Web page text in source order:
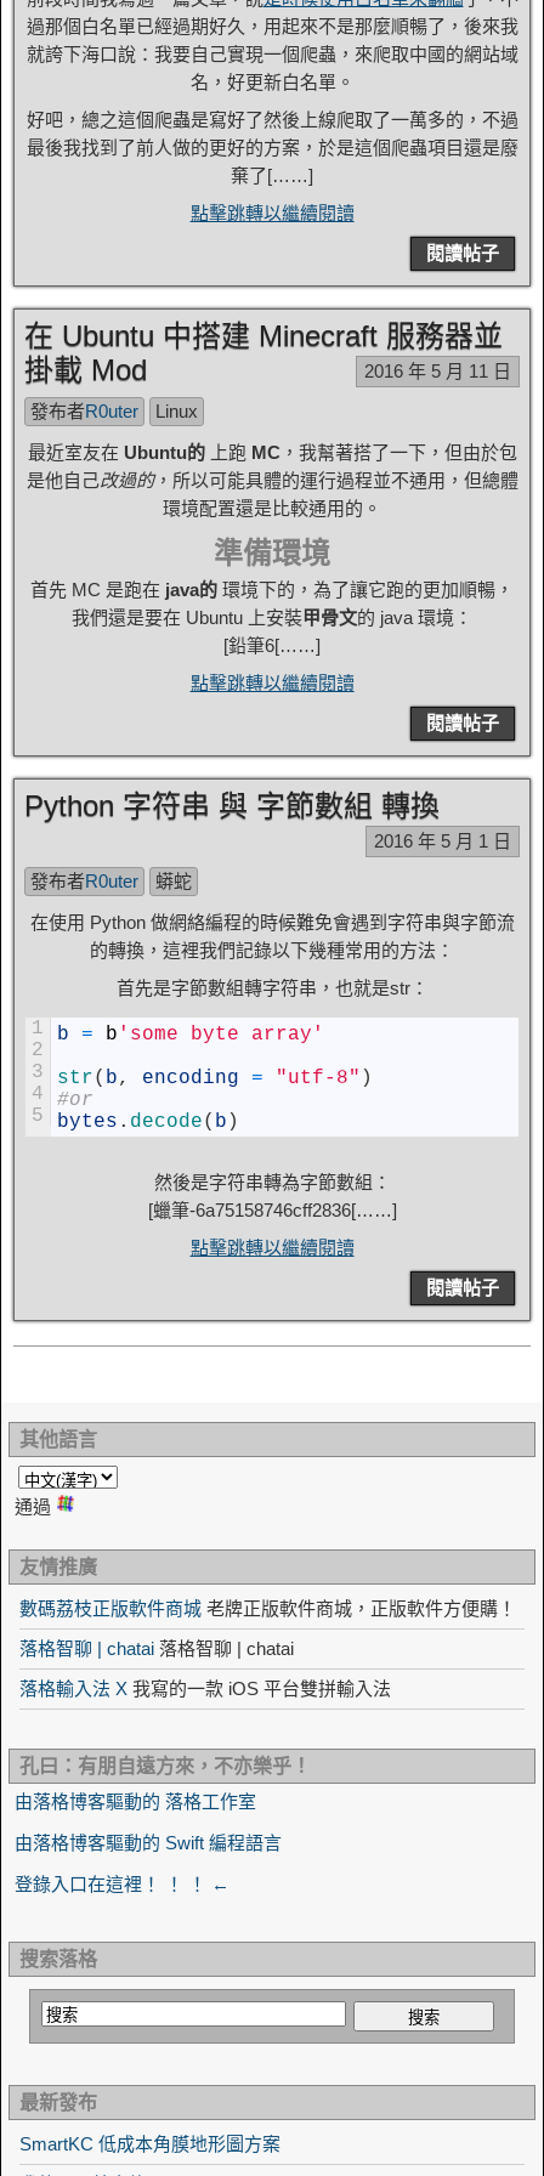
過那個白名單已經過期好久，用起來不是那麼順暢了，後來我
就誇下海口說：我要自己實現一個爬蟲，來爬取中國的網站域
名，好更新白名單。
好吧，總之這個爬蟲是寫好了然後上線爬取了一萬多的，不過
最後我找到了前人做的更好的方案，於是這個爬蟲項目還是廢
棄了[……]
點擊跳轉以繼續閱讀
閱讀帖子
在 Ubuntu 中搭建 Minecraft 服務器並
掛載 Mod
2016 年 5 月 11 日
發布者R0uter
Linux
最近室友在 Ubuntu的上跑 MC，我幫著搭了一下，但由於包
是他自己改過的，所以可能具體的運行過程並不通用，但總體
環境配置還是比較通用的。
準備環境
首先 MC 是跑在 java的 環境下的，為了讓它跑的更加順暢，
我們還是要在 Ubuntu 上安裝甲骨文的 java 環境：
[鉛筆6[……]
點擊跳轉以繼續閱讀
閱讀帖子
Python 字符串 與 字節數組 轉換
2016 年 5 月 1 日
發布者R0uter
蟒蛇
在使用 Python 做網絡編程的時候難免會遇到字符串與字節流
的轉換，這裡我們記錄以下幾種常用的方法：
首先是字節數組轉字符串，也就是str：
1
2
3
4
5
b = b 'some byte array'
str( b, encoding = "utf-8" )
#or
bytes . decode( b )
然後是字符串轉為字節數組：
[蠟筆-6a75158746cff2836[……]
點擊跳轉以繼續閱讀
閱讀帖子
其他語言
通過
友情推廣
數碼荔枝正版軟件商城 老牌正版軟件商城，正版軟件方便購！
落格智聊 | chatai 落格智聊 | chatai
落格輸入法 X 我寫的一款 iOS 平台雙拼輸入法
孔曰：有朋自遠方來，不亦樂乎！
由落格博客驅動的 落格工作室
由落格博客驅動的 Swift 編程語言
登錄入口在這裡！ ！ ！ ←
搜索落格
最新發布
SmartKC 低成本角膜地形圖方案